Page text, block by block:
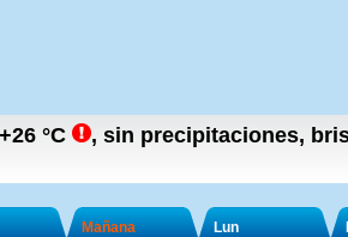
°C , sin precipitaciones,
Mañana Lun